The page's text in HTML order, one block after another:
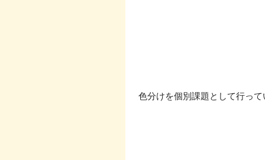
色分けを個別課題として行って